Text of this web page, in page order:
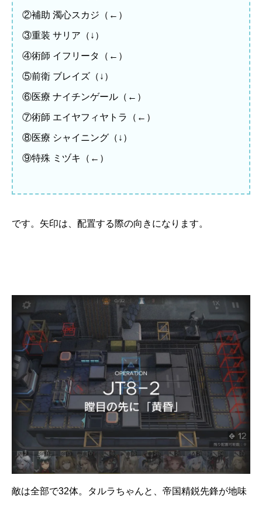
②補助 濁心スカジ（←）
③重装 サリア（↓）
④術師 イフリータ（←）
⑤前衛 ブレイズ（↓）
⑥医療 ナイチンゲール（←）
⑦術師 エイヤフィヤトラ（←）
⑧医療 シャイニング（↓）
⑨特殊 ミヅキ（←）
です。矢印は、配置する際の向きになります。
敵は全部で32体。タルラちゃんと、帝国精鋭先鋒が地味